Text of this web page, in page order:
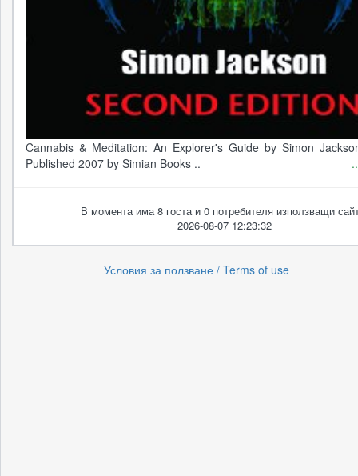
Cannabis & Meditation: An Explorer's Guide by Simon
Published 2007 by Simian Books ..
В момента има 8 госта и 0 потребителя използващи
2026-08-07 12:23:32
Условия за ползване / Terms of use